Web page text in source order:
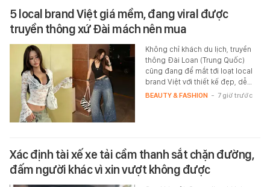
5 local brand Việt giá mềm, đang viral được
truyền thông xứ Đài mách nên mua
Không chỉ khách du lịch, truyền
thông Đài Loan (Trung Quốc)
cũng đang để mắt tới loạt local
brand Việt với thiết kế đẹp, dễ…
BEAUTY & FASHION - 7 giờ trước
Xác định tài xế xe tải cầm thanh sắt chặn đường,
đấm người khác vì xin vượt không được